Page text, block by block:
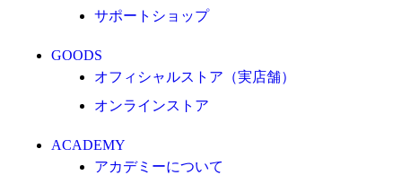
CLUB
パートナー募集
クラブ理念
サステナビリティ
サポートショップ
GOODS
オフィシャルストア（実店舗）
オンラインストア
ACADEMY
アカデミーについて